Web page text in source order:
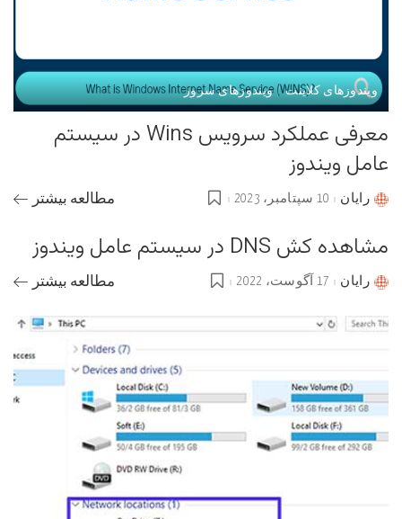
ویندوزهای کلاینت ویندوزهای سرور
معرفی عملکرد سرویس Wins در سیستم
عامل ویندوز
Postedرایان 10 سپتامبر، 2023 مطالعه بیشتر
مشاهده کش DNS در سیستم عامل ویندوز
Postedرایان 17 آگوست، 2022 مطالعه بیشتر